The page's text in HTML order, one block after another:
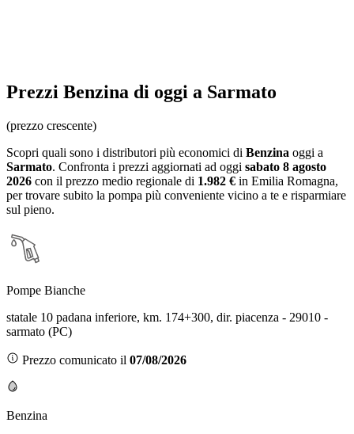
Prezzi Benzina di oggi a Sarmato
(prezzo crescente)
Scopri quali sono i distributori più economici di Benzina oggi a
Sarmato. Confronta i prezzi aggiornati ad oggi sabato 8 agosto
2026 con il prezzo medio regionale di 1.982 € in Emilia Romagna,
per trovare subito la pompa più conveniente vicino a te e risparmiare
sul pieno.
Pompe Bianche
statale 10 padana inferiore, km. 174+300, dir. piacenza - 29010 -
sarmato (PC)
Prezzo comunicato il 07/08/2026
Benzina